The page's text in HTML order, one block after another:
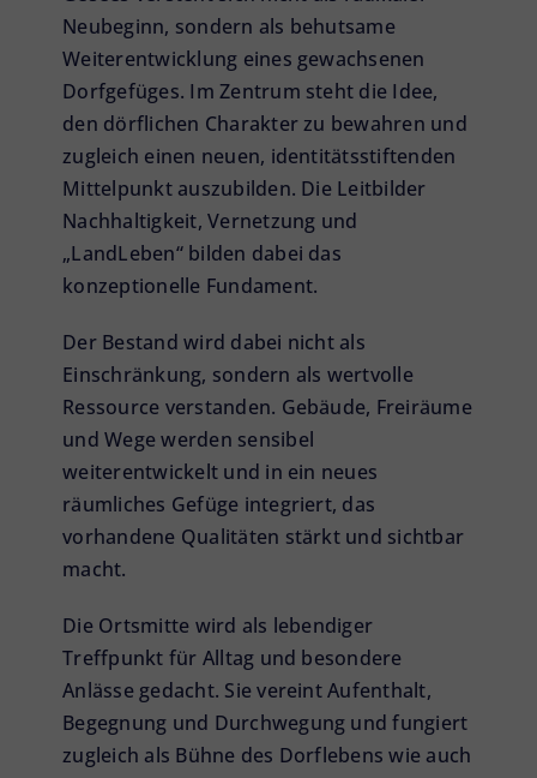
Neubeginn, sondern als behutsame
Weiterentwicklung eines gewachsenen
Dorfgefüges. Im Zentrum steht die Idee,
den dörflichen Charakter zu bewahren und
zugleich einen neuen, identitätsstiftenden
Mittelpunkt auszubilden. Die Leitbilder
Nachhaltigkeit, Vernetzung und
„LandLeben“ bilden dabei das
konzeptionelle Fundament.
Der Bestand wird dabei nicht als
Einschränkung, sondern als wertvolle
Ressource verstanden. Gebäude, Freiräume
und Wege werden sensibel
weiterentwickelt und in ein neues
räumliches Gefüge integriert, das
vorhandene Qualitäten stärkt und sichtbar
macht.
Die Ortsmitte wird als lebendiger
Treffpunkt für Alltag und besondere
Anlässe gedacht. Sie vereint Aufenthalt,
Begegnung und Durchwegung und fungiert
zugleich als Bühne des Dorflebens wie auch